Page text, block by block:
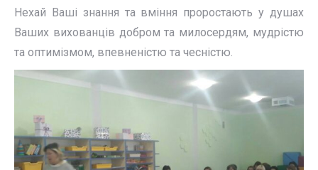
Нехай Ваші знання та вміння проростають у душах
Ваших вихованців добром та милосердям, мудрістю
та оптимізмом, впевненістю та чесністю.